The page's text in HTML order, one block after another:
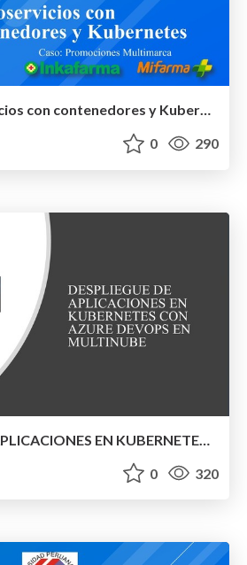
IDAT - Microservicios con contenedores y Kubernetes
0 290
0 320